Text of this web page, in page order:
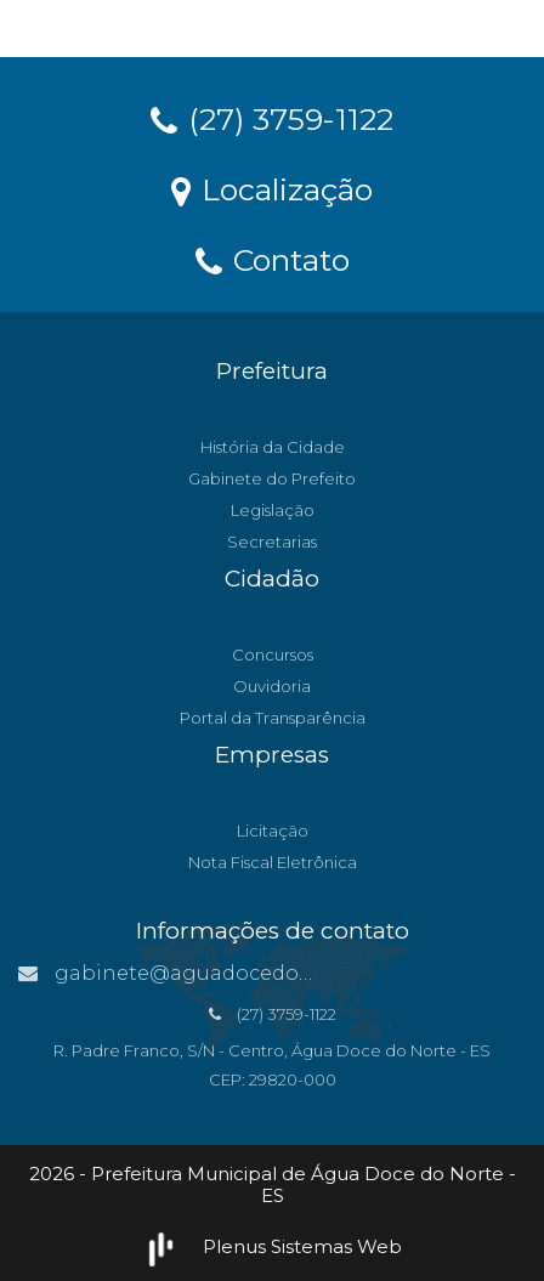
(27) 3759-1122
Localização
Contato
Prefeitura
História da Cidade
Gabinete do Prefeito
Legislação
Secretarias
Cidadão
Concursos
Ouvidoria
Portal da Transparência
Empresas
Licitação
Nota Fiscal Eletrônica
Informações de contato
gabinete@aguadocedonorte.es.gov.br
(27) 3759-1122
R. Padre Franco, S/N - Centro, Água Doce do Norte - ES
CEP: 29820-000
2026 - Prefeitura Municipal de Água Doce do Norte -
ES
Plenus Sistemas Web